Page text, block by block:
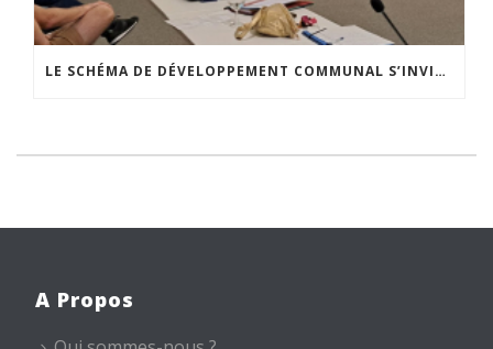
LE SCHÉMA DE DÉVELOPPEMENT COMMUNAL S’INVITE DANS LES CCATM DU HAINAUT
A Propos